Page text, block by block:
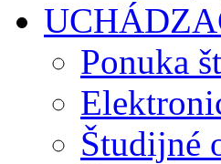
Ponuka
Študijné